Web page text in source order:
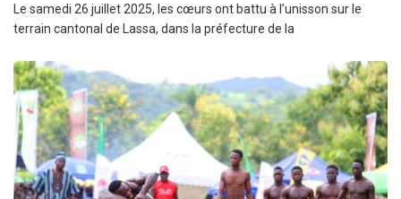
Le samedi 26 juillet 2025, les cœurs ont battu à l’unisson sur le
terrain cantonal de Lassa, dans la préfecture de la